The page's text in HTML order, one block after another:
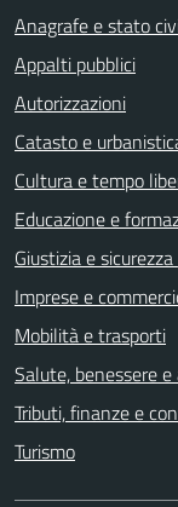
Anagrafe e stato
Appalti pubblici
Autorizzazioni
Catasto e
Cultura e tempo
Educazione e
Giustizia e
Imprese e
Mobilità e trasporti
Salute, benessere
Tributi, finanze e
Turismo